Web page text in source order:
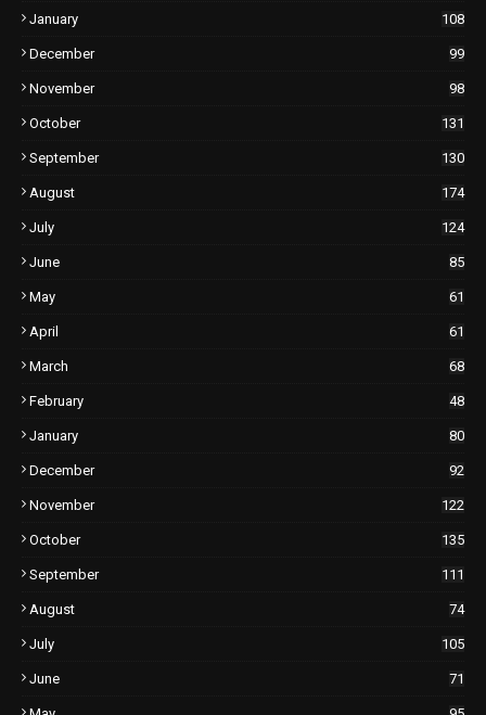
January 108
December 99
November 98
October 131
September 130
August 174
July 124
June 85
May 61
April 61
March 68
February 48
January 80
December 92
November 122
October 135
September 111
August 74
July 105
June 71